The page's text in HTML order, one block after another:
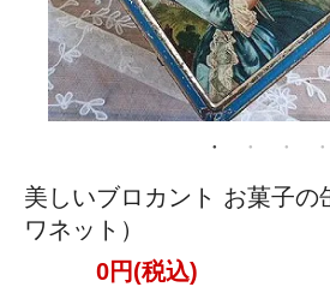
美しいブロカント お菓子の
ワネット）
0円(税込)